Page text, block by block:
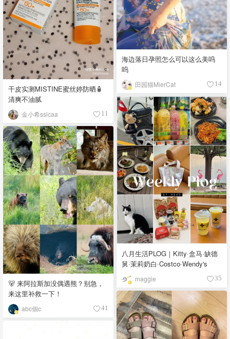
海边落日孕照怎么可以这么美呜
呜
田园猫MierCat 14
干皮实测MISTINE蜜丝婷防晒🧴
清爽不油腻
金小希ssicaa 11
八月生活PLOG｜Kitty·盒马·缺德
舅·茉莉奶白·Costco·Wendy's
maggie 35
🐻 来阿拉斯加没偶遇熊？别急，
来这里补救一下！
abc個c 41